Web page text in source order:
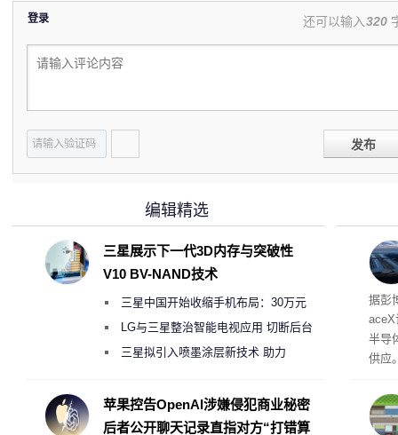
登录 还可以输入320
发布
电
据彭
aceX
半导
供应
开
取“
编辑精选
三星展示下一代3D内存与突破性
V10 BV-NAND技术
三星中国开始收缩手机布局：30万元
月销售额不达标门店 将被逐步清退
LG与三星整治智能电视应用 切断后台
偷偷共享带宽的违规行为
三星拟引入喷墨涂层新技术 助力
度
苹果控告OpenAI涉嫌侵犯商业秘密
后者公开聊天记录直指对方“打错算